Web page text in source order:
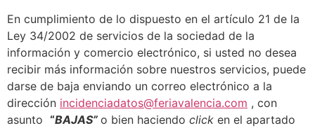
En cumplimiento de lo dispuesto en el artículo 21 de la
Ley 34/2002 de servicios de la sociedad de la
información y comercio electrónico, si usted no desea
recibir más información sobre nuestros servicios, puede
darse de baja enviando un correo electrónico a la
dirección incidenciadatos@feriavalencia.com , con
asunto “BAJAS” o bien haciendo click en el apartado